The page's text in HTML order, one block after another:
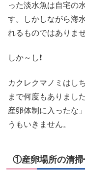
った淡水魚は自宅の
す。しかしながら海
れるものではありませ
しか～し❗
カクレクマノミはし
まで何度もありまし
産卵体制に入ったな
うもいきません。
①産卵場所の清掃